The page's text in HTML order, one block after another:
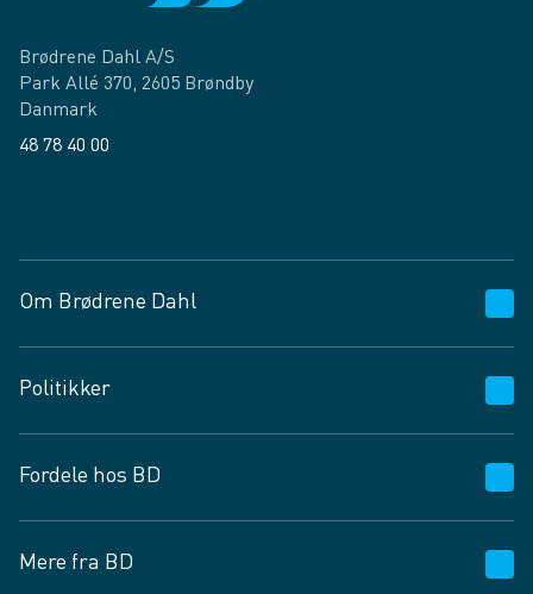
Brødrene Dahl A/S
Park Allé 370, 2605 Brøndby
Danmark
48 78 40 00
Om Brødrene Dahl
Vagttelefon 30 10 89 89
Spørgsmål og svar
Job og karriere
Fødevarekontrolrapport
Politikker
Privatlivspolitik
Cookies
Vilkår og betingelser
Fordele hos BD
BD app
Mere fra BD